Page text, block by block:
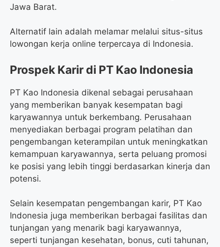
Jawa Barat.
Alternatif lain adalah melamar melalui situs-situs
lowongan kerja online terpercaya di Indonesia.
Prospek Karir di PT Kao Indonesia
PT Kao Indonesia dikenal sebagai perusahaan
yang memberikan banyak kesempatan bagi
karyawannya untuk berkembang. Perusahaan
menyediakan berbagai program pelatihan dan
pengembangan keterampilan untuk meningkatkan
kemampuan karyawannya, serta peluang promosi
ke posisi yang lebih tinggi berdasarkan kinerja dan
potensi.
Selain kesempatan pengembangan karir, PT Kao
Indonesia juga memberikan berbagai fasilitas dan
tunjangan yang menarik bagi karyawannya,
seperti tunjangan kesehatan, bonus, cuti tahunan,